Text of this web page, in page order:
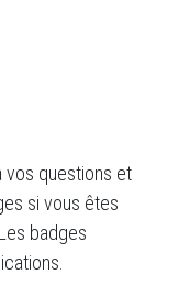
vos questions et
si vous êtes
Les badges